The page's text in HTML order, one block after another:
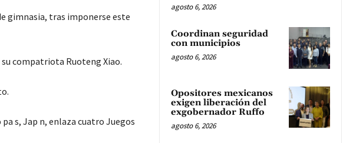
gimnasia, tras imponerse este
compatriota Ruoteng Xiao.
s, Jap n, enlaza cuatro Juegos
agosto 6, 2026
Coordinan seguridad
con municipios
agosto 6, 2026
Opositores mexicanos
exigen liberación del
exgobernador Ruffo
agosto 6, 2026